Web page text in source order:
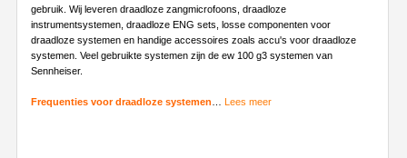
gebruik. Wij leveren draadloze zangmicrofoons, draadloze
instrumentsystemen, draadloze ENG sets, losse componenten voor
draadloze systemen en handige accessoires zoals accu's voor draadloze
systemen. Veel gebruikte systemen zijn de ew 100 g3 systemen van
Sennheiser.
Frequenties voor draadloze systemen Lees meer